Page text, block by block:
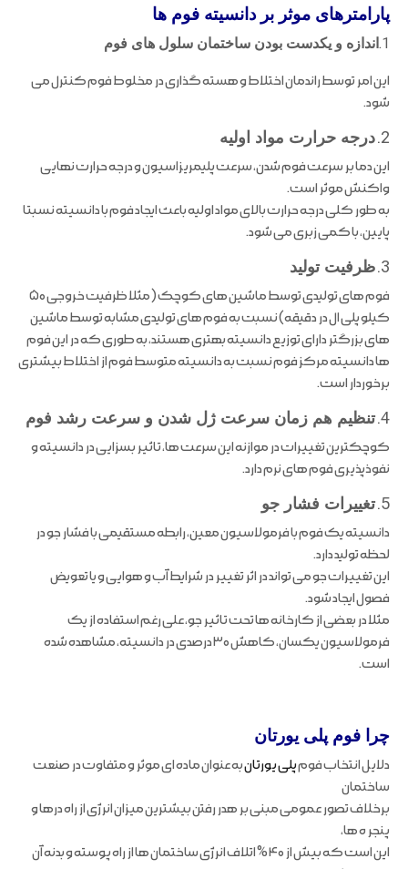
پارامترهای موثر بر دانسیته فوم ها
1. اندازه و یکدست بودن ساختمان سلول های فوم
این امر توسط راندمان اختلاط و هسته گذاری در مخلوط فوم کنترل می
شود.
2. درجه حرارت مواد اولیه
این دما بر سرعت فوم شدن، سرعت پلیمریزاسیون و درجه حرارت نهایی
واکنش موثر است.
به طور کلی درجه حرارت بالای مواد اولیه باعث ایجاد فوم با دانسیته نسبتا
پایین، با کمی زبری می شود.
3. ظرفیت تولید
فوم های تولیدی توسط ماشین های کوچک (مثلا ظرفیت خروجی ۵۰
کیلو پلی ال در دقیقه) نسبت به فوم های تولیدی مشابه توسط ماشین
های بزرگتر دارای توزیع دانسیته بهتری هستند، به طوری که در این فوم
ها دانسیته مرکز فوم نسبت به دانسیته متوسط فوم از اختلاط بیشتری
برخوردار است.
4. تنظیم هم زمان سرعت ژل شدن و سرعت رشد فوم
کوچکترین تغییرات در موازنه این سرعت ها، تاثیر بسزایی در دانسیته و
نفوذپذیری فوم های نرم دارد.
5. تغییرات فشار جو
دانسیته یک فوم با فرمولاسیون معین، رابطه مستقیمی با فشار جو در
لحظه تولید دارد.
این تغییرات جو می تواند در اثر تغییر در شرایط آب و هوایی و یا تعویض
فصول ایجاد شود.
مثلا در بعضی از کارخانه ها تحت تاثیر جو، علی رغم استفاده از یک
فرمولاسیون یکسان، کاهش ۳۰ درصدی در دانسیته، مشاهده شده
است.
چرا فوم پلی یورتان
دلایل انتخاب فومپلی یورتانبه عنوان ماده ای موثر و متفاوت در صنعت
ساختمان
برخلاف تصور عمومی مبنی بر هدر رفتن بیشترین میزان انرژی از راه درها و
پنجر ه ها،
این است که بیش از ۴۰ % اتلاف انرژی ساختمان ها از راه پوسته و بدنه آن